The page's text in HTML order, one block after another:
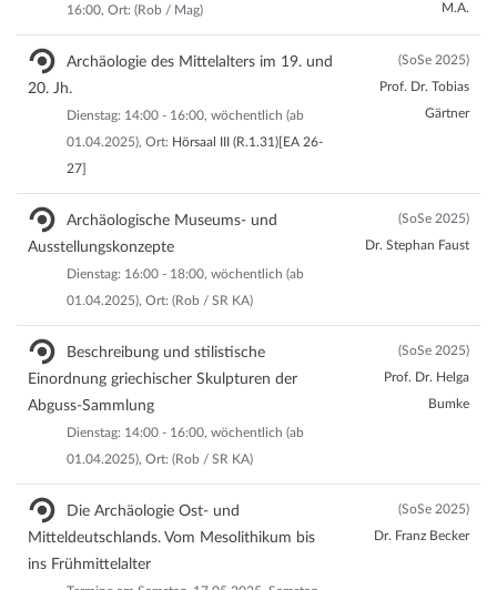
16:00, Ort: (Rob / Mag)
M.A.
Archäologie des Mittelalters im 19. und
20. Jh.
Dienstag: 14:00 - 16:00, wöchentlich (ab
01.04.2025), Ort: Hörsaal III (R.1.31)[EA 26-
27]
(SoSe 2025)
Prof. Dr. Tobias
Gärtner
Archäologische Museums- und
Ausstellungskonzepte
Dienstag: 16:00 - 18:00, wöchentlich (ab
01.04.2025), Ort: (Rob / SR KA)
(SoSe 2025)
Dr. Stephan Faust
Beschreibung und stilistische
Einordnung griechischer Skulpturen der
Abguss-Sammlung
Dienstag: 14:00 - 16:00, wöchentlich (ab
01.04.2025), Ort: (Rob / SR KA)
(SoSe 2025)
Prof. Dr. Helga
Bumke
Die Archäologie Ost- und
Mitteldeutschlands. Vom Mesolithikum bis
ins Frühmittelalter
(SoSe 2025)
Dr. Franz Becker